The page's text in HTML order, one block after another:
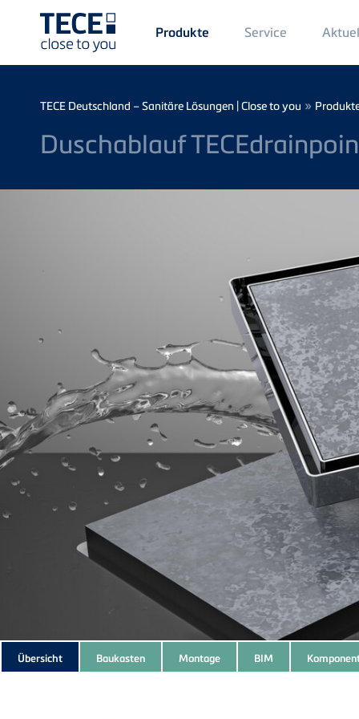
Main
Menü
1
Produkte Service
Breadcrumb
TECE Deutschland – Sanitäre Lösungen | Close to you »
Duschablauf
Subnavigation
of
Übersicht Baukasten Montage BIM